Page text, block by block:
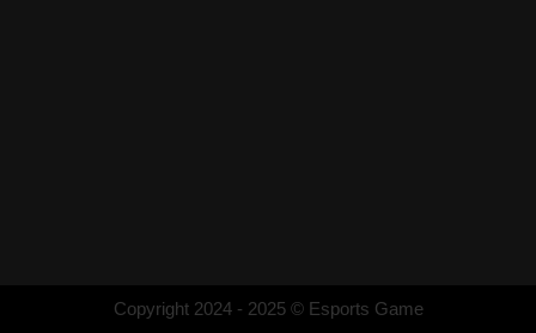
Copyright 2024 - 2025 © Esports Game